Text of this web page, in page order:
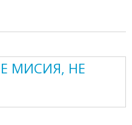
МИСИЯ, НЕ